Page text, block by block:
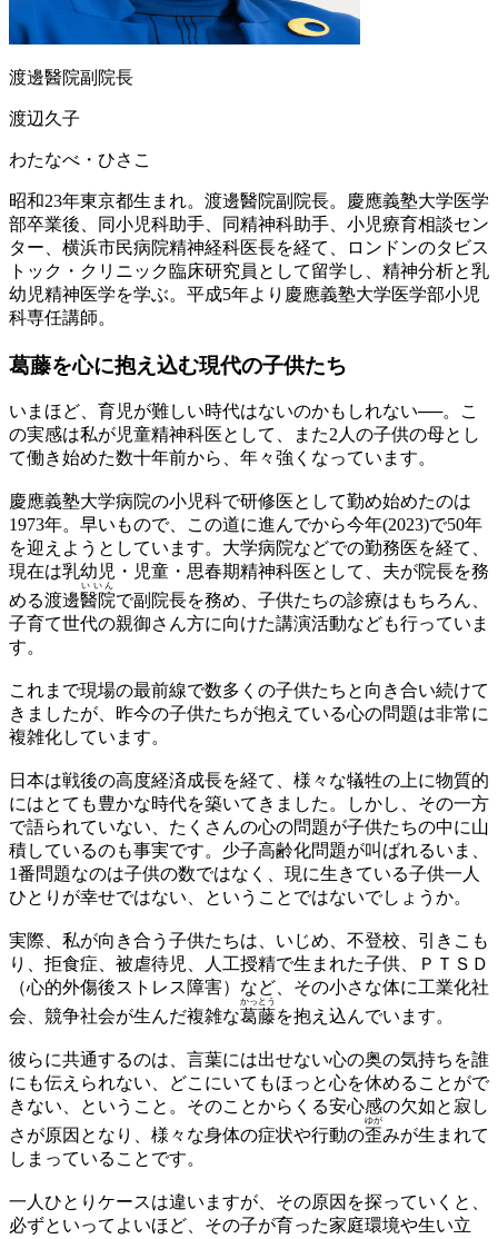
渡邊醫院副院長
渡辺久子
わたなべ・ひさこ
昭和23年東京都生まれ。渡邊醫院副院長。慶應義塾大学医学
部卒業後、同小児科助手、同精神科助手、小児療育相談セン
ター、横浜市民病院精神経科医長を経て、ロンドンのタビス
トック・クリニック臨床研究員として留学し、精神分析と乳
幼児精神医学を学ぶ。平成5年より慶應義塾大学医学部小児
科専任講師。
葛藤を心に抱え込む現代の子供たち
いまほど、育児が難しい時代はないのかもしれない──。こ
の実感は私が児童精神科医として、また2人の子供の母とし
て働き始めた数十年前から、年々強くなっています。
慶應義塾大学病院の小児科で研修医として勤め始めたのは
1973年。早いもので、この道に進んでから今年(2023)で50年
を迎えようとしています。大学病院などでの勤務医を経て、
現在は乳幼児・児童・思春期精神科医として、夫が院長を務
める渡邊醫院
いいん
で副院長を務め、子供たちの診療はもちろん、
子育て世代の親御さん方に向けた講演活動なども行っていま
す。
これまで現場の最前線で数多くの子供たちと向き合い続けて
きましたが、昨今の子供たちが抱えている心の問題は非常に
複雑化しています。
日本は戦後の高度経済成長を経て、様々な犠牲の上に物質的
にはとても豊かな時代を築いてきました。しかし、その一方
で語られていない、たくさんの心の問題が子供たちの中に山
積しているのも事実です。少子高齢化問題が叫ばれるいま、
1番問題なのは子供の数ではなく、現に生きている子供一人
ひとりが幸せではない、ということではないでしょうか。
実際、私が向き合う子供たちは、いじめ、不登校、引きこも
り、拒食症、被虐待児、人工授精で生まれた子供、ＰＴＳＤ
（心的外傷後ストレス障害）など、その小さな体に工業化社
会、競争社会が生んだ複雑な葛
かっ
藤
とう
を抱え込んでいます。
彼らに共通するのは、言葉には出せない心の奥の気持ちを誰
にも伝えられない、どこにいてもほっと心を休めることがで
きない、ということ。そのことからくる安心感の欠如と寂し
さが原因となり、様々な身体の症状や行動の歪
ゆが
みが生まれて
しまっていることです。
一人ひとりケースは違いますが、その原因を探っていくと、
必ずといってよいほど、その子が育った家庭環境や生い立